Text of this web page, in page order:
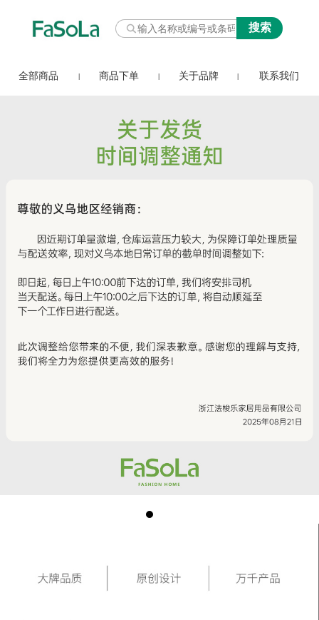
全部商品 商品下单 关于品牌 联系我们